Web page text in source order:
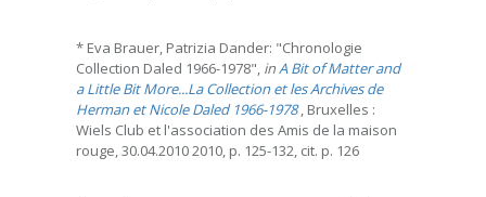
* Eva Brauer, Patrizia Dander: "Chronologie
Collection Daled 1966-1978", inA Bit of Matter and
a Little Bit More...La Collection et les Archives de
Herman et Nicole Daled 1966-1978, Bruxelles :
Wiels Club et l'association des Amis de la maison
rouge, 30.04.2010 2010, p. 125-132, cit. p. 126